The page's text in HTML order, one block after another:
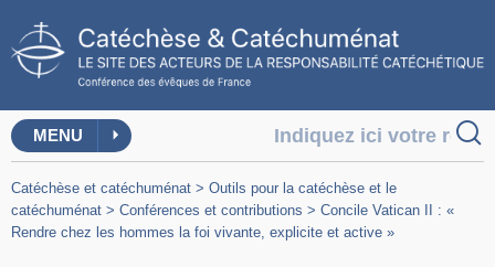
MENU
Catéchèse et catéchuménat > Outils pour la catéchèse et le
catéchuménat > Conférences et contributions > Concile Vatican II : «
Rendre chez les hommes la foi vivante, explicite et active »